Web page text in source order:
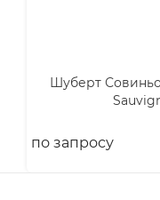
Шуберт
по запросу